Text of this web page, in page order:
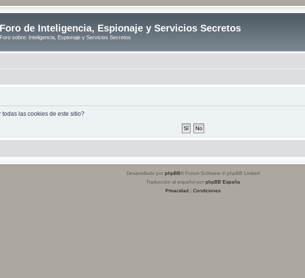
Foro de Inteligencia, Espionaje y Servicios Secretos
Foro sobre: Inteligencia, Espionaje y Servicios Secretos
las cookies de este sitio?
Desarrollado por phpBB® Forum Software © phpBB Limited
Traducción al español por phpBB España
Privacidad | Condiciones